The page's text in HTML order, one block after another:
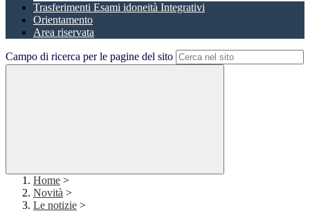
Trasferimenti Esami idoneità Integrativi
Orientamento
Area riservata
Campo di ricerca per le pagine del sito
Home >
Novità >
Le notizie >